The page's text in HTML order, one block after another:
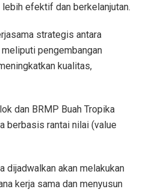
efektif dan berkelanjutan.
strategis antara
pengembangan
kualitas,
dan BRMP Buah Tropika
berbasis rantai nilai (value
dijadwalkan akan melakukan
kerja sama dan menyusun